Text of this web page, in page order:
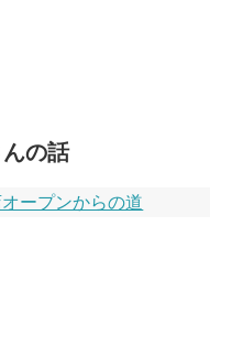
の話
オープンからの道